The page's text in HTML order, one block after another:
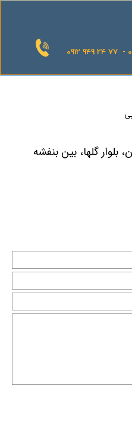
0912 949 24 77 -
بلوار گلها، بین بنفشه